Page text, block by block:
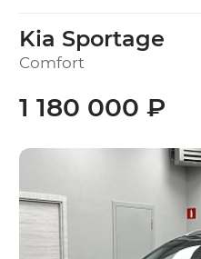
Kia Sportage
Comfort
1 180 000 ₽